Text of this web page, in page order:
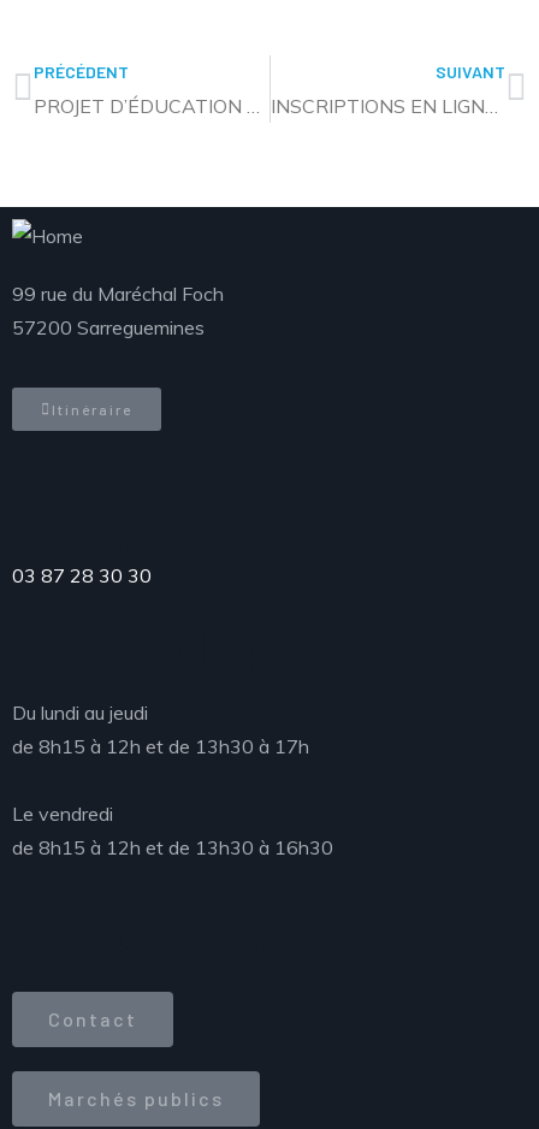
PRÉCÉDENT
PROJET D’ÉDUCATION AU DÉVELOPPEMENT DURABLE : CONCOURS D’EXPRESSION ARTISTIQUE
SUIVANT
INSCRIPTIONS EN LIGNE POUR LES TRANSPORTS SCOLAIRES
99 rue du Maréchal Foch
57200 Sarreguemines
Itinéraire
03 87 28 30 30
Du lundi au jeudi
de 8h15 à 12h et de 13h30 à 17h
Le vendredi
de 8h15 à 12h et de 13h30 à 16h30
Contact
Marchés publics